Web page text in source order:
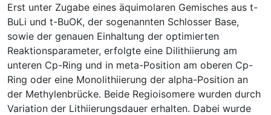
Erst unter Zugabe eines äquimolaren Gemisches aus t-
BuLi und t-BuOK, der sogenannten Schlosser Base,
sowie der genauen Einhaltung der optimierten
Reaktionsparameter, erfolgte eine Dilithiierung am
unteren Cp-Ring und in meta-Position am oberen Cp-
Ring oder eine Monolithiierung der alpha-Position an
der Methylenbrücke. Beide Regioisomere wurden durch
Variation der Lithiierungsdauer erhalten. Dabei wurde